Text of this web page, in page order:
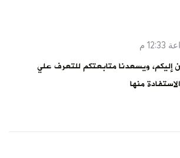
إليكم، ويسعدنا متابعتكم للتعرف علي
منها